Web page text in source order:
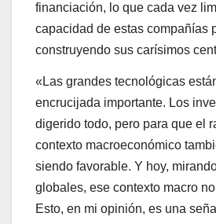
financiación, lo que cada vez
capacidad de estas compañías
construyendo sus carísimos
«Las grandes tecnológicas
encrucijada importante. Los
digerido todo, pero para que el
contexto macroeconómico
siendo favorable. Y hoy,
globales, ese contexto macro
Esto, en mi opinión, es una